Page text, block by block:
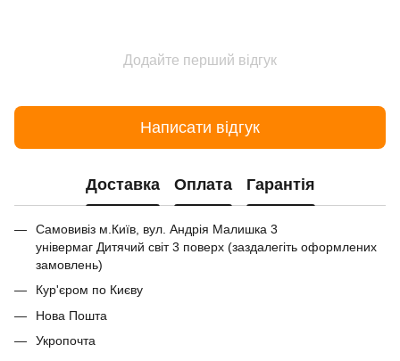
Додайте перший відгук
Написати відгук
Доставка Оплата Гарантія
Самовивіз м.Київ, вул. Андрія Малишка 3
універмаг Дитячий світ 3 поверх (заздалегіть оформлених
замовлень)
Кур'єром по Києву
Нова Пошта
Укропочта